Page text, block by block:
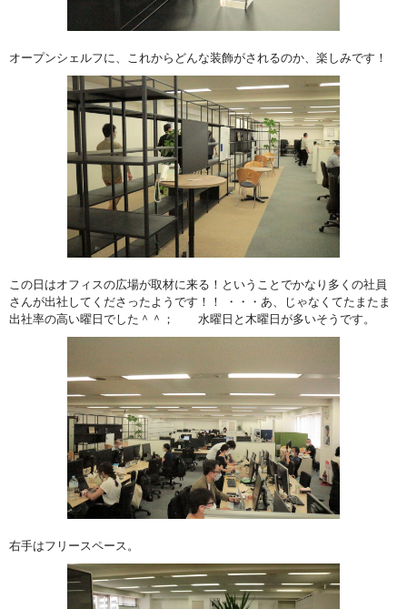
オープンシェルフに、これからどんな装飾がされるのか、楽しみです！
この日はオフィスの広場が取材に来る！ということでかなり多くの社員
さんが出社してくださったようです！！ ・・・あ、じゃなくてたまたま
出社率の高い曜日でした＾＾； 水曜日と木曜日が多いそうです。
右手はフリースペース。